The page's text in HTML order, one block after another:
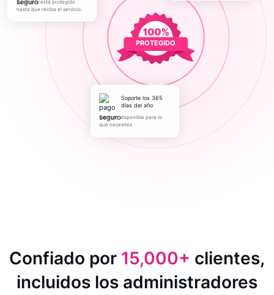
PROTEGIDO
Su dinero está protegido
hasta que reciba el servicio.
Soporte los 365
días del año
Siempre disponible para lo
que necesites
Confiado por 15,000+ clientes,
incluidos los administradores